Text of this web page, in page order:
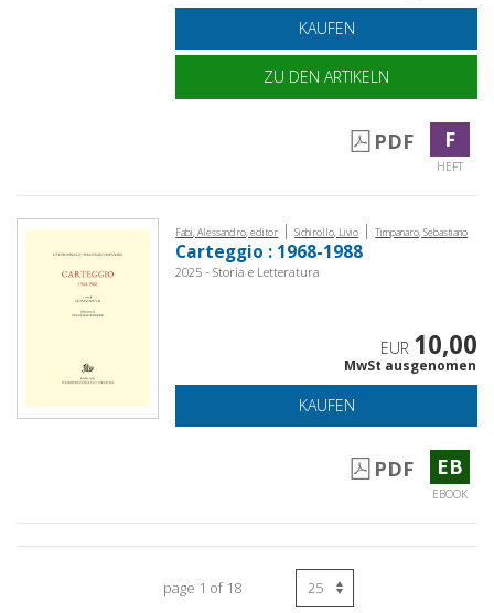
KAUFEN
ZU DEN ARTIKELN
PDF F
HEFT
Fabi, Alessandro, editor | Sichirollo, Livio | Timpanaro, Sebastiano
Carteggio : 1968-1988
2025 - Storia e Letteratura
EUR 10,00
MwSt ausgenomen
KAUFEN
PDF EB
EBOOK
page 1 of 18